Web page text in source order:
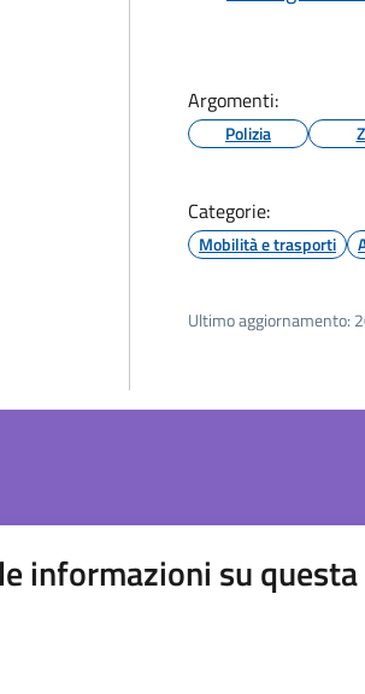
Argomenti:
Polizia
Categorie:
Mobilità e trasporti
Ultimo aggiornamento:
informazioni su